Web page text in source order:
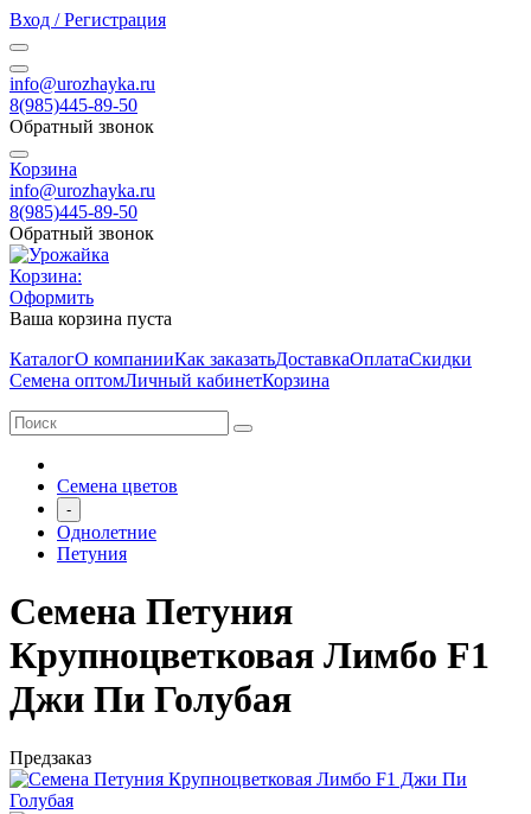
Вход / Регистрация
info@urozhayka.ru
8(985)445-89-50
Обратный звонок
Корзина
info@urozhayka.ru
8(985)445-89-50
Обратный звонок
Корзина:
Оформить
Ваша корзина пуста
КаталогО компанииКак заказатьДоставкаОплатаСкидки
Семена оптомЛичный кабинетКорзина
Семена цветов
-
Однолетние
Петуния
Семена Петуния
Крупноцветковая Лимбо F1
Джи Пи Голубая
Предзаказ